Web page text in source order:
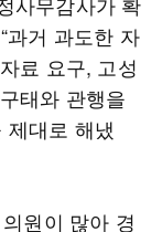
과거 과도한 자
료 요구, 고성
태와 관행을
제대로 해냈
원이 많아 경